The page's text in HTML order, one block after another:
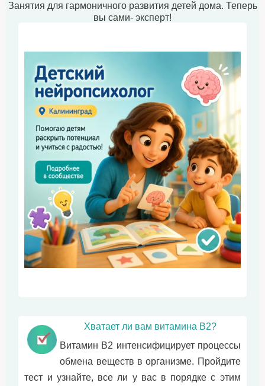
Занятия для гармоничного развития детей дома. Теперь
вы сами- эксперт!
Хватает ли вам витамина В2?
Витамин B2 интенсифицирует процессы
обмена веществ в организме. Пройдите
тест и узнайте, все ли у вас в порядке с этим